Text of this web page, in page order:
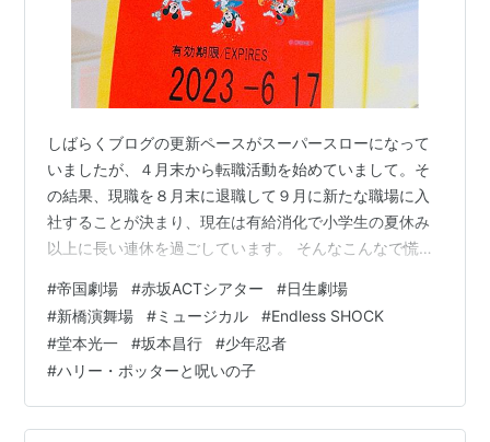
しばらくブログの更新ペースがスーパースローになって
いましたが、４月末から転職活動を始めていまして。そ
の結果、現職を８月末に退職して９月に新たな職場に入
社することが決まり、現在は有給消化で小学生の夏休み
以上に長い連休を過ごしています。 そんなこんなで慌た
ろん落とすことなく足を運んできましたので、当日の自
分のツイートとスマホのカメラロールに残った画像など
を頼りに、記憶を掘り起こしていきたいと思います。 １
月は席運に恵まれた…ものの、２公演入れる予定だった
ジャニワの２公演目が中止に。トニセンのビルボードの
ように、中止が決まってから振り替えというわけに…
#帝国劇場 #赤坂ACTシアター #日生劇場
#新橋演舞場 #ミュージカル #Endless SHOCK
#堂本光一 #坂本昌行 #少年忍者
#ハリー・ポッターと呪いの子